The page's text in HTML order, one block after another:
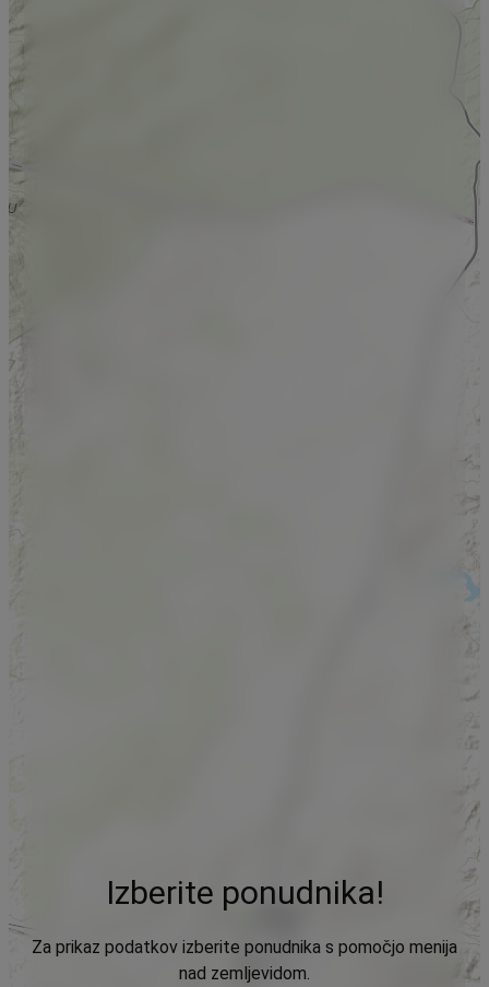
Izberite ponudnika!
Za prikaz podatkov izberite ponudnika s pomočjo menija
nad zemljevidom.